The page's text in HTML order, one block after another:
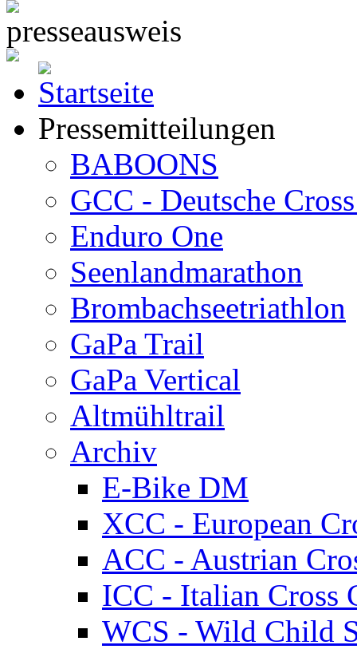
Pressemitteilungen
BABOONS
GCC - Deutsche
Enduro One
Seenlandmarathon
Brombachseetriathlon
GaPa Trail
GaPa Vertical
Altmühltrail
Archiv
E-Bike DM
XCC - European
ACC - Austrian
ICC - Italian Cross
WCS - Wild Child